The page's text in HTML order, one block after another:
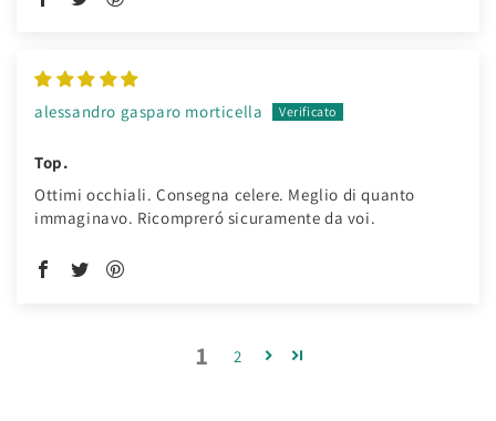
alessandro gasparo morticella
Top.
Ottimi occhiali. Consegna celere. Meglio di quanto
immaginavo. Ricompreró sicuramente da voi.
1 2